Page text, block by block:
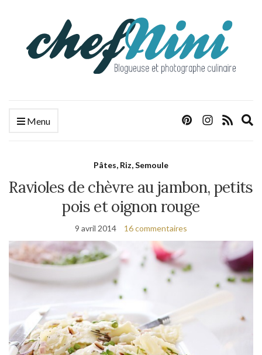
Menu
Pâtes, Riz, Semoule
Ravioles de chèvre au jambon, petits
pois et oignon rouge
9 avril 2014 16 commentaires